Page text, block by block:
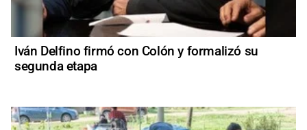
Iván Delfino firmó con Colón y formalizó su
segunda etapa